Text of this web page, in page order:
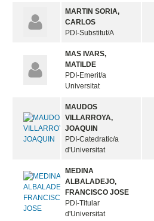
MARTIN SORIA,
CARLOS
PDI-Substitut/A
MAS IVARS,
MATILDE
PDI-Emerit/a
Universitat
MAUDOS
VILLARROYA,
JOAQUIN
PDI-Catedratic/a
d'Universitat
MEDINA
ALBALADEJO,
FRANCISCO JOSE
PDI-Titular
d'Universitat